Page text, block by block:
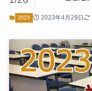
2023 2023年4月29日